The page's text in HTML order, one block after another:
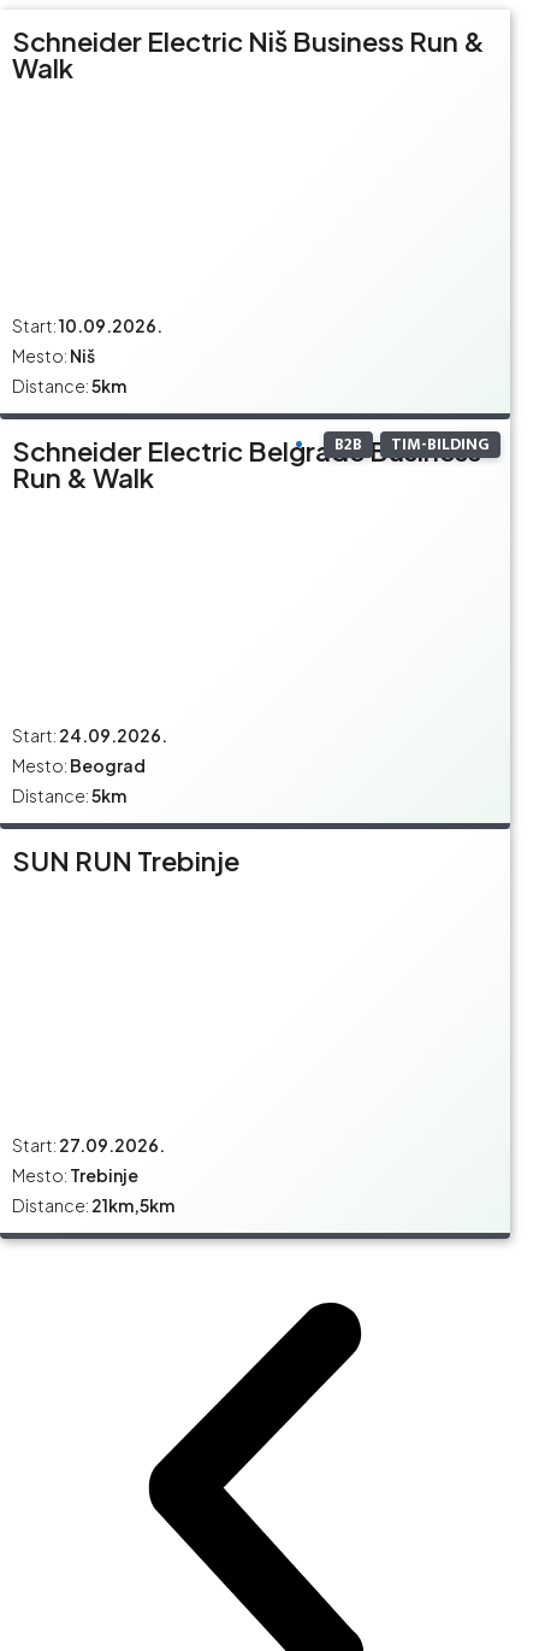
Schneider Electric Niš Business Run &
Walk
Start:10.09.2026.
Mesto: Niš
Distance:5km
B2B TIM-BILDING
Schneider Electric Belgrade Business
Run & Walk
Start: 24.09.2026.
Mesto: Beograd
Distance:5km
SUN RUN Trebinje
Start: 27.09.2026.
Mesto: Trebinje
Distance: 21km,5km